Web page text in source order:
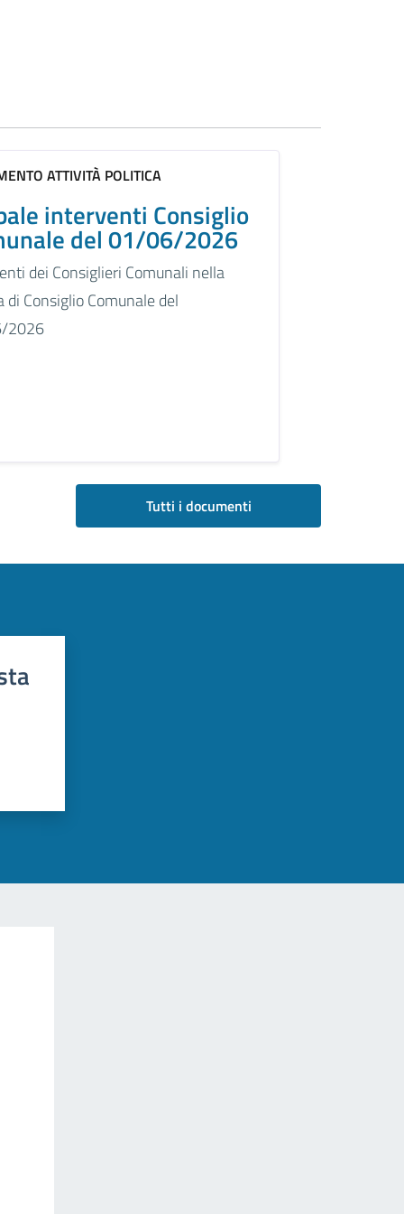
ATTIVITÀ POLITICA
interventi Consiglio
del 01/06/2026
dei Consiglieri Comunali nella
di Consiglio Comunale del
2026
Tutti i documenti